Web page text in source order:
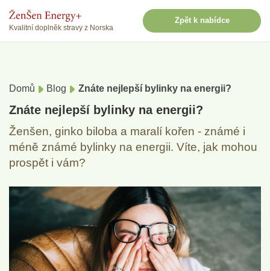
Kvalitní doplněk stravy z Norska
Zpět k nabídce
Domů Blog Znáte nejlepší bylinky na energii?
Znáte nejlepší bylinky na energii?
Ženšen, ginko biloba a maralí kořen - známé i
méně známé bylinky na energii. Víte, jak mohou
prospět i vám?